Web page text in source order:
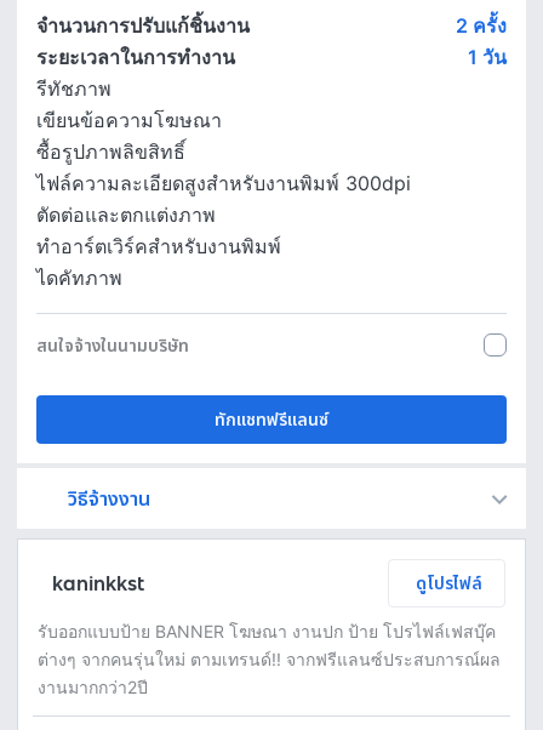
จำนวนการปรับแก้ชิ้นงาน
2 ครั้ง
ระยะเวลาในการทำงาน
1 วัน
รีทัชภาพ
เขียนข้อความโฆษณา
ซื้อรูปภาพลิขสิทธิ์
ไฟล์ความละเอียดสูงสำหรับงานพิมพ์ 300dpi
ตัดต่อและตกแต่งภาพ
ทำอาร์ตเวิร์คสำหรับงานพิมพ์
ไดคัทภาพ
สนใจจ้างในนามบริษัท
ทักแชทฟรีแลนซ์
วิธีจ้างงาน
kaninkkst ดูโปรไฟล์
รับออกแบบป้าย BANNER โฆษณา งานปก ป้าย โปรไฟล์เฟสบุ๊ค
ต่างๆ จากคนรุ่นใหม่ ตามเทรนด์!! จากฟรีแลนซ์ประสบการณ์ผล
งานมากกว่า2ปี